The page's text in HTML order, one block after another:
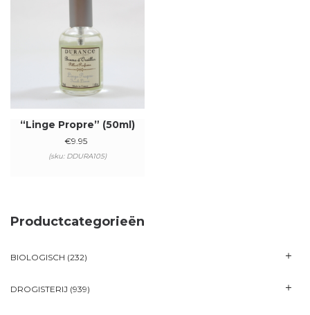
“Linge Propre” (50ml)
€9.95
(sku: DDURA105)
Productcategorieën
BIOLOGISCH (232)
DROGISTERIJ (939)